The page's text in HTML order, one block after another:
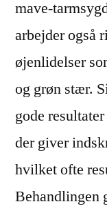
mave-
arbejder også
øjenlidelser
og grøn stær.
gode
der giver
hvilket ofte
Behandlingen